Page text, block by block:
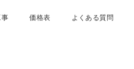
事 価格表 よくある質問